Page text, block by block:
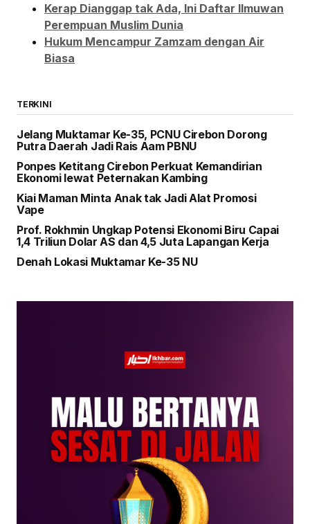
Kerap Dianggap tak Ada, Ini Daftar Ilmuwan
Perempuan Muslim Dunia
Hukum Mencampur Zamzam dengan Air
Biasa
TERKINI
Jelang Muktamar Ke-35, PCNU Cirebon Dorong
Putra Daerah Jadi Rais Aam PBNU
Ponpes Ketitang Cirebon Perkuat Kemandirian
Ekonomi lewat Peternakan Kambing
Kiai Maman Minta Anak tak Jadi Alat Promosi
Vape
Prof. Rokhmin Ungkap Potensi Ekonomi Biru Capai
1,4 Triliun Dolar AS dan 4,5 Juta Lapangan Kerja
Denah Lokasi Muktamar Ke-35 NU